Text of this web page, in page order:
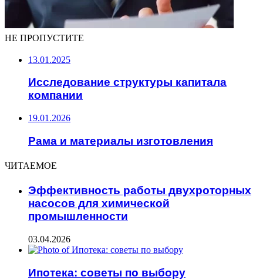
НЕ ПРОПУСТИТЕ
13.01.2025
Исследование структуры капитала
компании
19.01.2026
Рама и материалы изготовления
ЧИТАЕМОЕ
Эффективность работы двухроторных
насосов для химической
промышленности
03.04.2026
Ипотека: советы по выбору